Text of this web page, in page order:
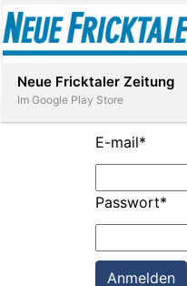
E-mail*
Passwort*
Neue Fricktaler Zeitung
Im Google Play Store